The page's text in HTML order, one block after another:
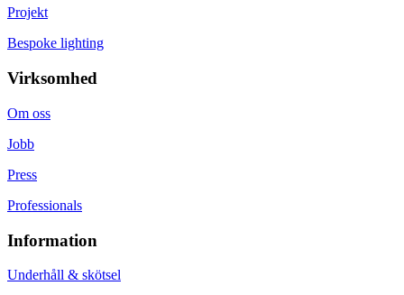
Projekt
Bespoke lighting
Virksomhed
Om oss
Jobb
Press
Professionals
Information
Underhåll & skötsel